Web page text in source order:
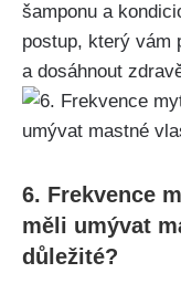
šamponu a
postup, který⁤ vám
a dosáhnout
6. Frekvence
měli ⁣umývat
důležité?